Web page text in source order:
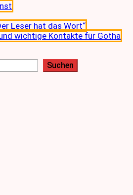
Leser hat das Wort“
wichtige Kontakte für Gotha
Suchen